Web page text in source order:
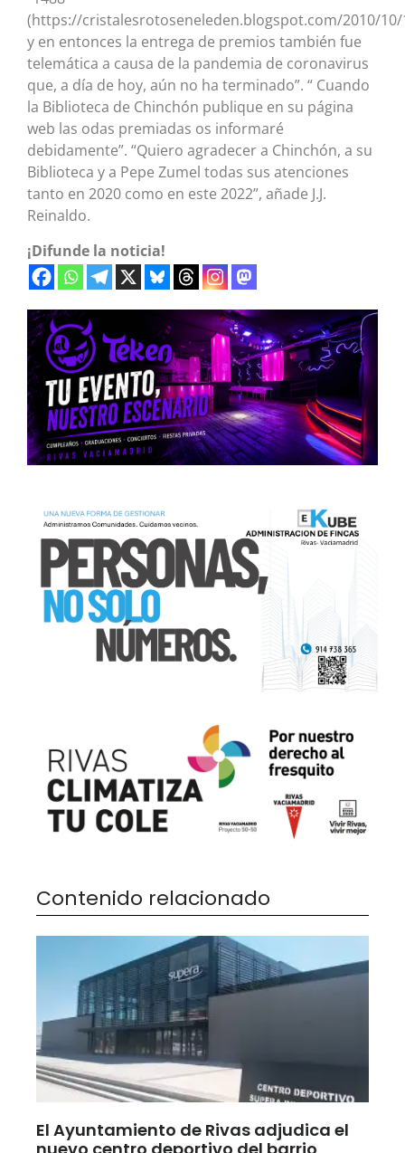
(https://cristalesrotoseneleden.blogspot.com/2010/
y en entonces la entrega de premios también fue
telemática a causa de la pandemia de coronavirus
que, a día de hoy, aún no ha terminado”. “ Cuando
la Biblioteca de Chinchón publique en su página
web las odas premiadas os informaré
debidamente”. “Quiero agradecer a Chinchón, a su
Biblioteca y a Pepe Zumel todas sus atenciones
tanto en 2020 como en este 2022”, añade J.J.
Reinaldo.
¡Difunde la noticia!
Contenido relacionado
El Ayuntamiento de Rivas adjudica el